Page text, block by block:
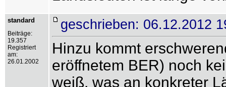
standard
Beiträge:
19.357
Registriert
am:
26.01.2002
geschrieben: 06.12.2012
Hinzu kommt
eröffnetem BER) noch
weiß, was an konkreter